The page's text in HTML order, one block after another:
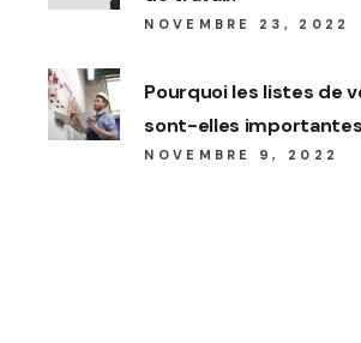
NOVEMBRE 23, 2022
Pourquoi les listes de
sont-elles
NOVEMBRE 9, 2022